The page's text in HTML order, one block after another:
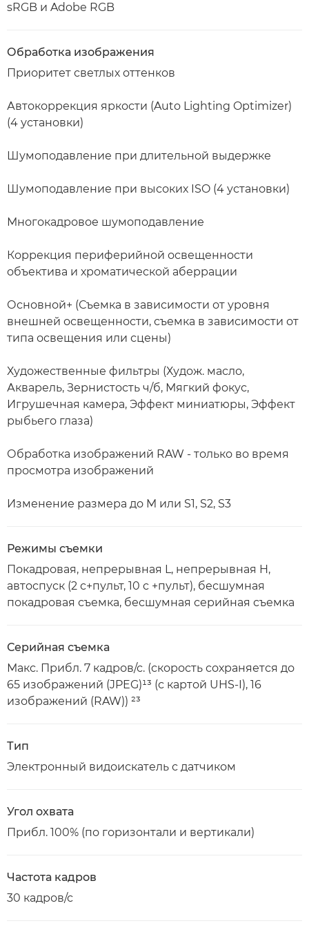
sRGB и Adobe RGB
Обработка изображения
Приоритет светлых оттенков
Автокоррекция яркости (Auto Lighting Optimizer)
(4 установки)
Шумоподавление при длительной выдержке
Шумоподавление при высоких ISO (4 установки)
Многокадровое шумоподавление
Коррекция периферийной освещенности
объектива и хроматической аберрации
Основной+ (Съемка в зависимости от уровня
внешней освещенности, съемка в зависимости от
типа освещения или сцены)
Художественные фильтры (Худож. масло,
Акварель, Зернистость ч/б, Мягкий фокус,
Игрушечная камера, Эффект миниатюры, Эффект
рыбьего глаза)
Обработка изображений RAW - только во время
просмотра изображений
Изменение размера до M или S1, S2, S3
Режимы съемки
Покадровая, непрерывная L, непрерывная H,
автоспуск (2 с+пульт, 10 с +пульт), бесшумная
покадровая съемка, бесшумная серийная съемка
Серийная съемка
Макс. Прибл. 7 кадров/с. (скорость сохраняется до
65 изображений (JPEG)¹³ (с картой UHS-I), 16
изображений (RAW)) ²³
Тип
Электронный видоискатель с датчиком
Угол охвата
Прибл. 100% (по горизонтали и вертикали)
Частота кадров
30 кадров/с